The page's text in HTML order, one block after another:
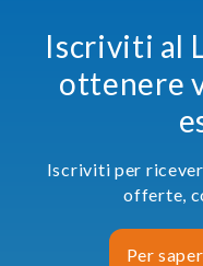
Iscriviti al
ottenere
Iscriviti per
offerte,
Per